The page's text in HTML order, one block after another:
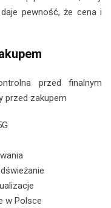
pewność, że cena i
przed finalnym
przed zakupem
w Polsce